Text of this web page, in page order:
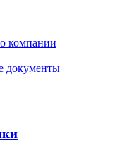
компании
документы